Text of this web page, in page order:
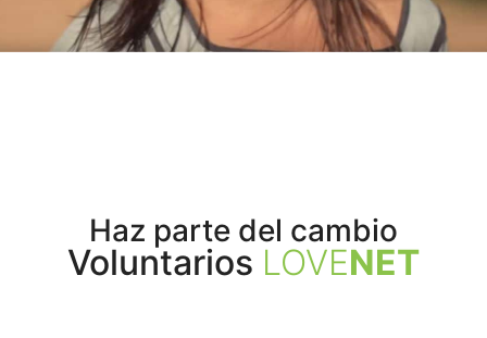
Haz parte del cambio
Voluntarios LOVENET